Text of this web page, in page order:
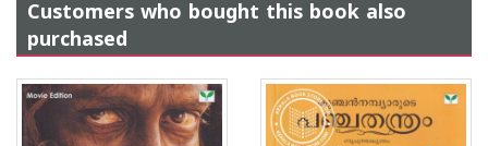
Customers who bought this book also
purchased